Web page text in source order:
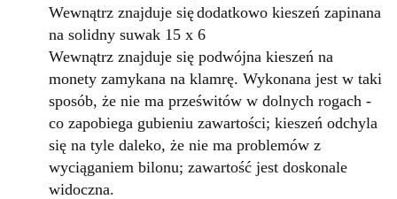
Wewnątrz znajduje siędodatkowo kieszeń zapinana
na solidny suwak 15 x 6
Wewnątrz znajduje się podwójna kieszeń na
monety zamykana na klamrę. Wykonana jest w taki
sposób, że nie ma prześwitów w dolnych rogach -
co zapobiega gubieniu zawartości; kieszeń odchyla
się na tyle daleko, że nie ma problemów z
wyciąganiem bilonu; zawartość jest doskonale
widoczna.